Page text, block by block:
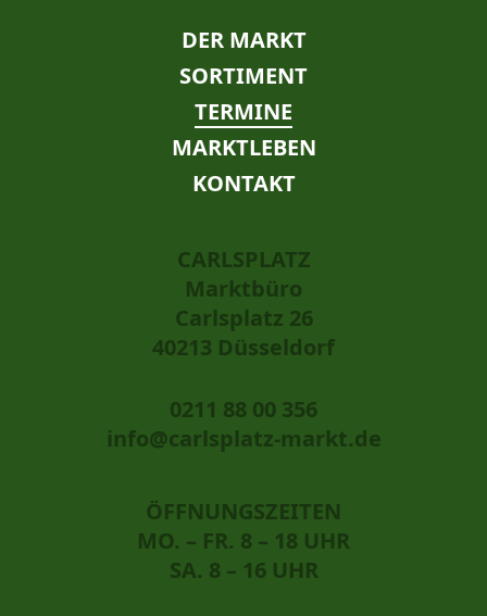
NAVIGATION
ÜBERSPRINGEN
DER MARKT
SORTIMENT
TERMINE
MARKTLEBEN
KONTAKT
CARLSPLATZ
Marktbüro
Carlsplatz 26
40213 Düsseldorf
0211 88 00 356
info@carlsplatz-markt.de
ÖFFNUNGSZEITEN
MO. – FR. 8 – 18 UHR
SA. 8 – 16 UHR